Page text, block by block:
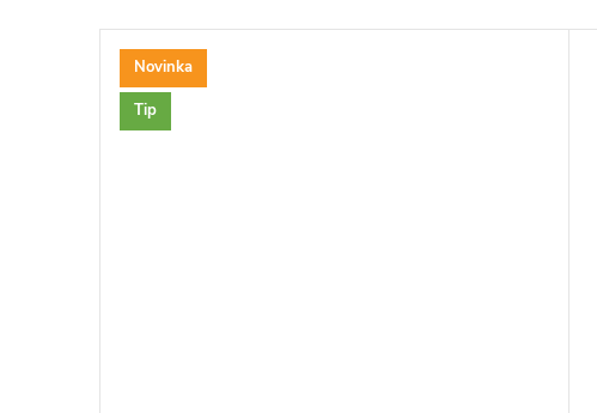
Novinka
Tip